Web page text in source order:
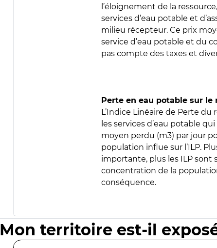
l’éloignement de la
services d’eau potable et
milieu récepteur. Ce prix
service d’eau potable et du
pas compte des taxes et
Perte en eau potable sur le
L’Indice Linéaire de Perte
les services d’eau potable
moyen perdu (m3) par jour
population influe sur l’ILP.
importante, plus les ILP sont
concentration de la
conséquence.
Mon territoire est-il